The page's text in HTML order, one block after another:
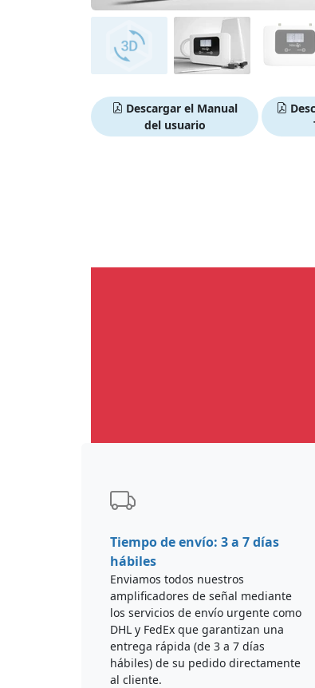
Descargar el Manual
del usuario
Tiempo de envío: 3 a 7 días
hábiles
Enviamos todos nuestros
amplificadores de señal mediante
los servicios de envío urgente como
DHL y FedEx que garantizan una
entrega rápida (de 3 a 7 días
hábiles) de su pedido directamente
al cliente.